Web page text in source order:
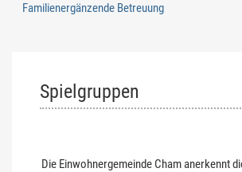
Familienergänzende Betreuung
Spielgruppen
Die Einwohnergemeinde Cham anerkennt
Zugehörige Objekte